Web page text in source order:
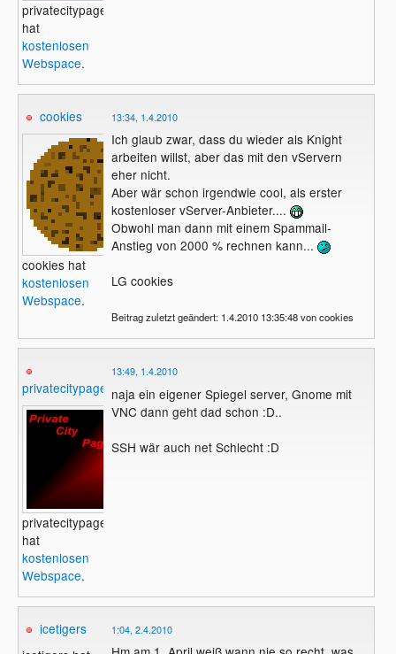
privatecitypage
hat
kostenlosen
Webspace.
cookies
cookies hat
kostenlosen
Webspace.
13:34, 1.4.2010
Ich glaub zwar, dass du wieder als Knight
arbeiten willst, aber das mit den vServern
eher nicht.
Aber wär schon irgendwie cool, als erster
kostenloser vServer-Anbieter....
Obwohl man dann mit einem Spammail-
Anstieg von 2000 % rechnen kann...
LG cookies
Beitrag zuletzt geändert: 1.4.2010 13:35:48 von cookies
privatecitypage
privatecitypage
hat
kostenlosen
Webspace.
13:49, 1.4.2010
naja ein eigener Spiegel server, Gnome mit
VNC dann geht dad schon :D..
SSH wär auch net Schlecht :D
icetigers
1:04, 2.4.2010